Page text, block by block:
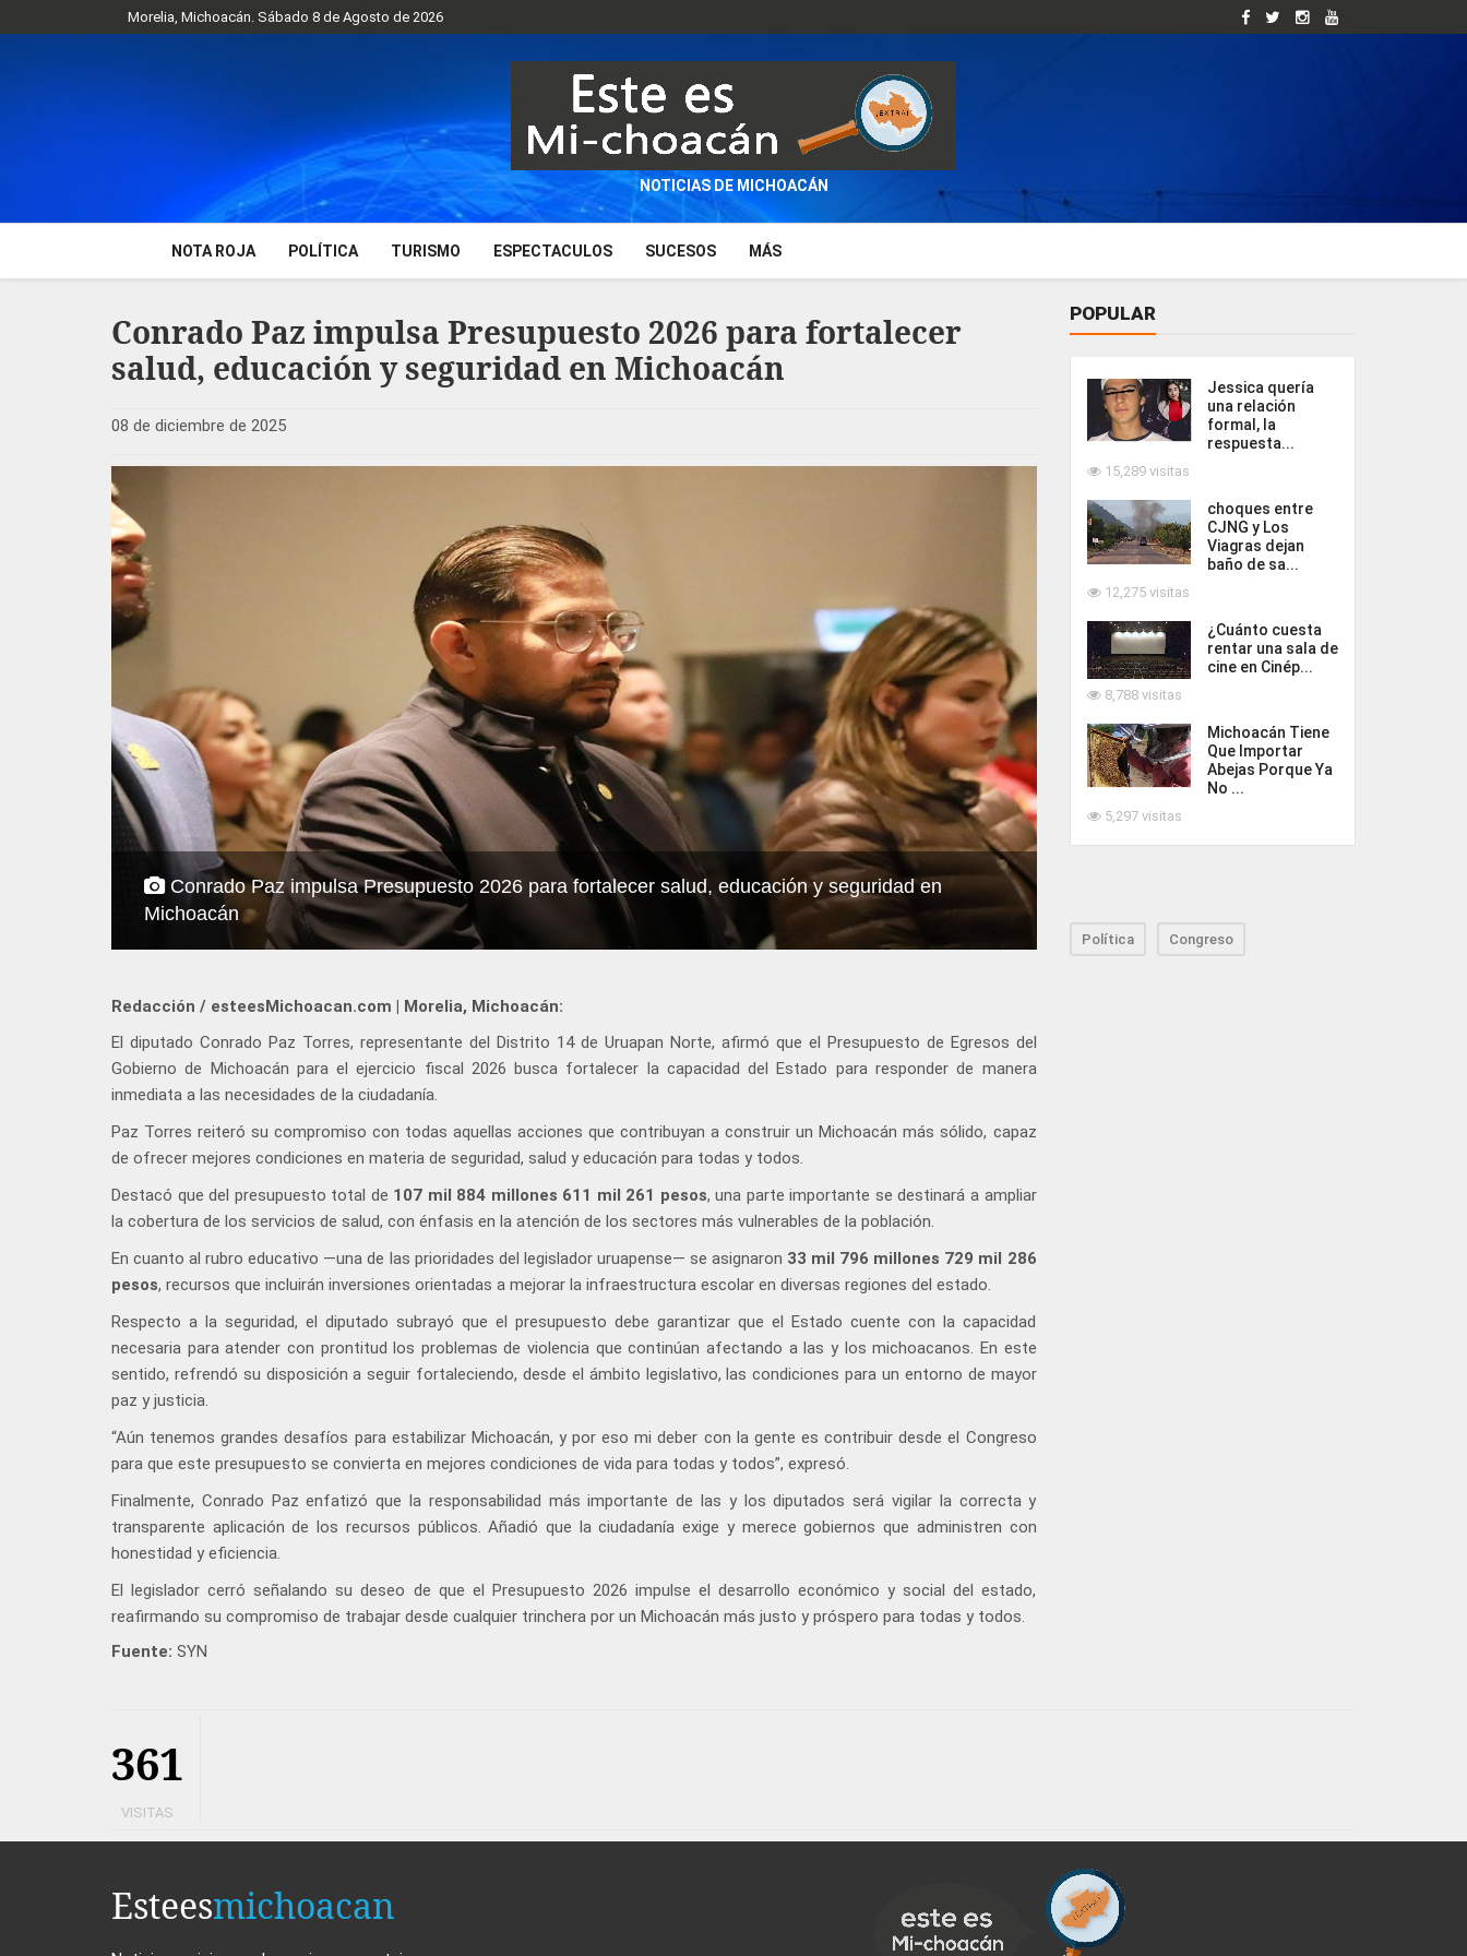
Morelia, Michoacán. Sábado 8 de Agosto de 2026
NOTICIAS DE MICHOACÁN
NOTA ROJA POLÍTICA TURISMO ESPECTACULOS SUCESOS MÁS
Conrado Paz impulsa Presupuesto 2026 para fortalecer
salud, educación y seguridad en Michoacán
08 de diciembre de 2025
Conrado Paz impulsa Presupuesto 2026 para fortalecer salud, educación y seguridad en
Michoacán
Redacción / esteesMichoacan.com | Morelia, Michoacán:
El diputado Conrado Paz Torres, representante del Distrito 14 de Uruapan Norte, afirmó que el Presupuesto de Egresos del
Gobierno de Michoacán para el ejercicio fiscal 2026 busca fortalecer la capacidad del Estado para responder de manera
inmediata a las necesidades de la ciudadanía.
Paz Torres reiteró su compromiso con todas aquellas acciones que contribuyan a construir un Michoacán más sólido, capaz
de ofrecer mejores condiciones en materia de seguridad, salud y educación para todas y todos.
Destacó que del presupuesto total de 107 mil 884 millones 611 mil 261 pesos, una parte importante se destinará a ampliar
la cobertura de los servicios de salud, con énfasis en la atención de los sectores más vulnerables de la población.
En cuanto al rubro educativo —una de las prioridades del legislador uruapense— se asignaron 33 mil 796 millones 729 mil 286
pesos, recursos que incluirán inversiones orientadas a mejorar la infraestructura escolar en diversas regiones del estado.
Respecto a la seguridad, el diputado subrayó que el presupuesto debe garantizar que el Estado cuente con la capacidad
necesaria para atender con prontitud los problemas de violencia que continúan afectando a las y los michoacanos. En este
sentido, refrendó su disposición a seguir fortaleciendo, desde el ámbito legislativo, las condiciones para un entorno de mayor
paz y justicia.
“Aún tenemos grandes desafíos para estabilizar Michoacán, y por eso mi deber con la gente es contribuir desde el Congreso
para que este presupuesto se convierta en mejores condiciones de vida para todas y todos”, expresó.
Finalmente, Conrado Paz enfatizó que la responsabilidad más importante de las y los diputados será vigilar la correcta y
transparente aplicación de los recursos públicos. Añadió que la ciudadanía exige y merece gobiernos que administren con
honestidad y eficiencia.
El legislador cerró señalando su deseo de que el Presupuesto 2026 impulse el desarrollo económico y social del estado,
reafirmando su compromiso de trabajar desde cualquier trinchera por un Michoacán más justo y próspero para todas y todos.
Fuente: SYN
POPULAR
Jessica quería
una relación
formal, la
respuesta...
15,289 visitas
choques entre
CJNG y Los
Viagras dejan
baño de sa...
12,275 visitas
¿Cuánto cuesta
rentar una sala de
cine en Cinép...
8,788 visitas
Michoacán Tiene
Que Importar
Abejas Porque Ya
No ...
5,297 visitas
Política Congreso
361
VISITAS
Esteesmichoacan